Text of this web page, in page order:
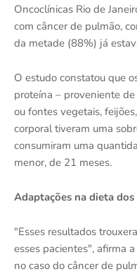
Oncoclínicas Rio de
com câncer de pulmão,
da metade (88%) já
O estudo constatou que
proteína – proveniente
ou fontes vegetais,
corporal tiveram uma
consumiram uma
menor, de 21 meses.
Adaptações na dieta
"Esses resultados
esses pacientes", afirma
no caso do câncer de